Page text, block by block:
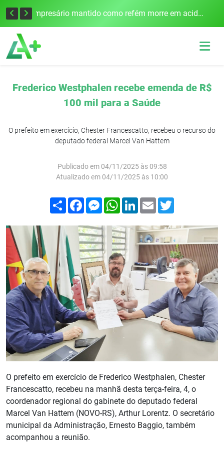
Edital para construção de ponte entre Itapiranga e Barra do Guarita deve ser lançado no segundo semestre Empresário mantido como refém morre em acidente após assalto em Cerro Largo
Frederico Westphalen recebe emenda de R$
100 mil para a Saúde
O prefeito em exercício, Chester Francescatto, recebeu o recurso do
deputado federal Marcel Van Hattem
Publicado em 04/11/2025 às 09:58
Atualizado em 04/11/2025 às 10:00
Compartilhar
FacebookMessenger
WhatsApp
LinkedIn
Email
O prefeito em exercício de Frederico Westphalen, Chester
Francescatto, recebeu na manhã desta terça-feira, 4, o
coordenador regional do gabinete do deputado federal
Marcel Van Hattem (NOVO-RS), Arthur Lorentz. O secretário
municipal da Administração, Ernesto Baggio, também
acompanhou a reunião.